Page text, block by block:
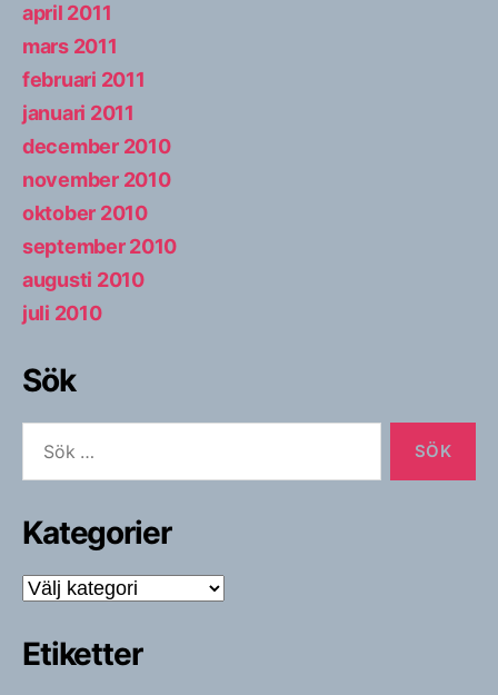
april 2011
mars 2011
februari 2011
januari 2011
december 2010
november 2010
oktober 2010
september 2010
augusti 2010
juli 2010
Sök
efter:
Kategorier
Kategorier
Etiketter